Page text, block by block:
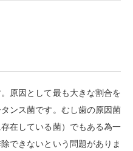
原因として最も大きな割合を
ンス菌です。むし歯の原因菌
在している菌）でもある為一
できないという問題がありま